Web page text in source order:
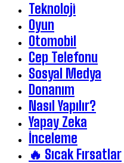
Teknoloji
Oyun
Otomobil
Cep Telefonu
Sosyal Medya
Donanım
Nasıl Yapılır?
Yapay Zeka
İnceleme
🔥 Sıcak Fırsatlar